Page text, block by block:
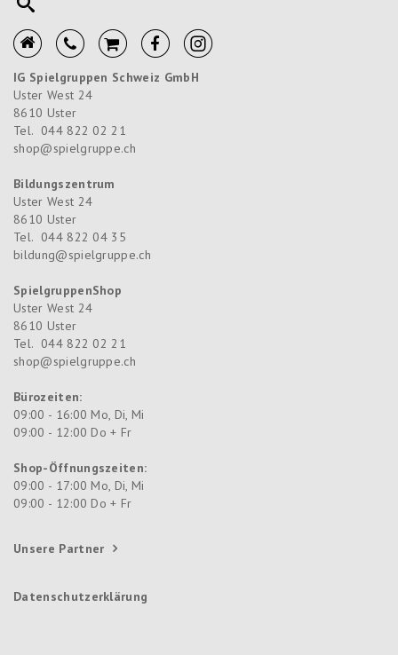
IG Spielgruppen Schweiz GmbH
Uster West 24
8610 Uster
Tel. 044 822 02 21
shop@spielgruppe.ch
Bildungszentrum
Uster West 24
8610 Uster
Tel. 044 822 04 35
bildung@spielgruppe.ch
SpielgruppenShop
Uster West 24
8610 Uster
Tel. 044 822 02 21
shop@spielgruppe.ch
Bürozeiten:
09:00 - 16:00 Mo, Di, Mi
09:00 - 12:00 Do + Fr
Shop-Öffnungszeiten:
09:00 - 17:00 Mo, Di, Mi
09:00 - 12:00 Do + Fr
Unsere Partner
Datenschutzerklärung